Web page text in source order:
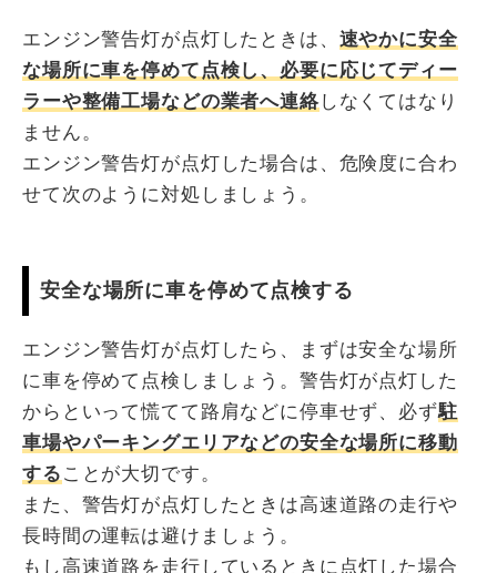
エンジン警告灯が点灯したときは、 速やかに安全
な場所に車を停めて点検し、必要に応じてディー
ラーや整備工場などの業者へ連絡しなくてはなり
ません。
エンジン警告灯が点灯した場合は、危険度に合わ
せて次のように対処しましょう。
安全な場所に車を停めて点検する
エンジン警告灯が点灯したら、まずは安全な場所
に車を停めて点検しましょう。警告灯が点灯した
からといって慌てて路肩などに停車せず、必ず駐
車場やパーキングエリアなどの安全な場所に移動
する ことが大切です。
また、警告灯が点灯したときは高速道路の走行や
長時間の運転は避けましょう。
もし高速道路を走行しているときに点灯した場合